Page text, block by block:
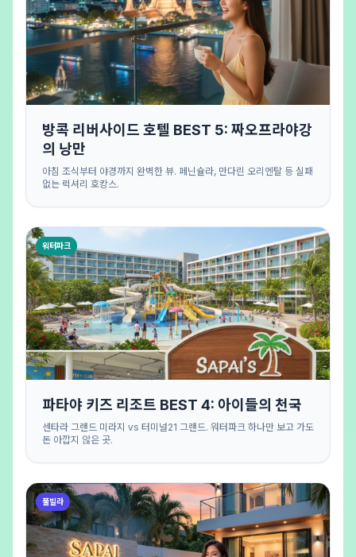
방콕 리버사이드 호텔 BEST 5: 짜오프라야강
의 낭만
아침 조식부터 야경까지 완벽한 뷰. 페닌슐라, 만다린 오리엔탈 등 실패
없는 럭셔리 호캉스.
워터파크
파타야 키즈 리조트 BEST 4: 아이들의 천국
센타라 그랜드 미라지 vs 터미널21 그랜드. 워터파크 하나만 보고 가도
돈 아깝지 않은 곳.
풀빌라